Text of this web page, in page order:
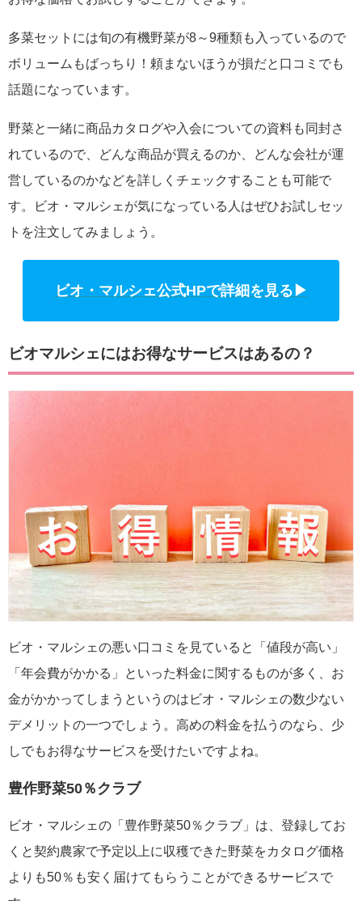
多菜セットには旬の有機野菜が8～9種類も入っているので
ボリュームもばっちり！頼まないほうが損だと口コミでも
話題になっています。
野菜と一緒に商品カタログや入会についての資料も同封さ
れているので、どんな商品が買えるのか、どんな会社が運
営しているのかなどを詳しくチェックすることも可能で
す。ビオ・マルシェが気になっている人はぜひお試しセッ
トを注文してみましょう。
ビオ・マルシェ公式HPで詳細を見る▶
ビオマルシェにはお得なサービスはあるの？
ビオ・マルシェの悪い口コミを見ていると「値段が高い」
「年会費がかかる」といった料金に関するものが多く、お
金がかかってしまうというのはビオ・マルシェの数少ない
デメリットの一つでしょう。高めの料金を払うのなら、少
しでもお得なサービスを受けたいですよね。
豊作野菜50％クラブ
ビオ・マルシェの「豊作野菜50％クラブ」は、登録してお
くと契約農家で予定以上に収穫できた野菜をカタログ価格
よりも50％も安く届けてもらうことができるサービスで